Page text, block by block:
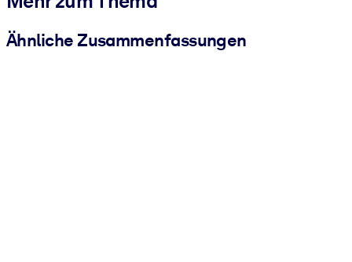
Ähnliche Zusammenfassungen